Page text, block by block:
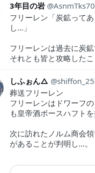
3年目の岩
フリーレン「炭鉱って
し...」
フリーレンは過去に炭
それとも皆と攻略した
しふぉん△
葬送フリーレン
フリーレンはドワーフ
も皇帝酒ボースハフトを
次に訪れたノルム商会
があることが判明し…。